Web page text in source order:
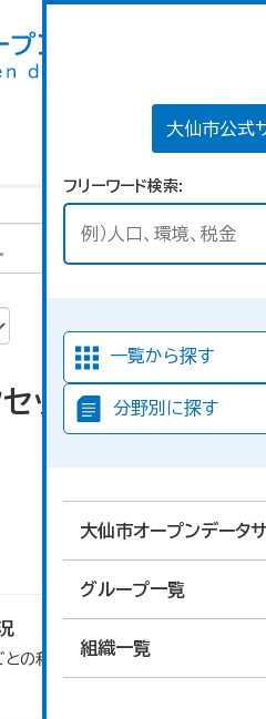
大仙市公式
フリーワード検索
一覧から探す
分野別に探す
大仙市オープンデータ
グループ一覧
組織一覧
ットが見つか
の利用状況データです。